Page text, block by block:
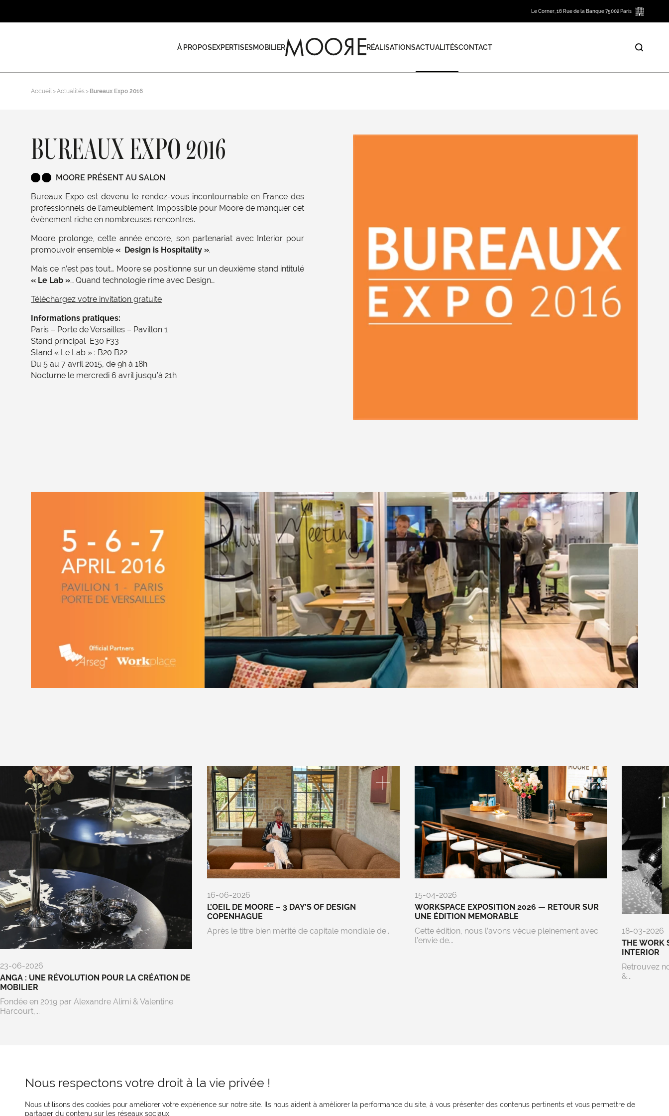
Le Corner, 16 Rue de la Banque 75002 Paris
À PROPOSEXPERTISESMOBILIER RÉALISATIONSACTUALITÉSCONTACT
Accueil Actualités Bureaux Expo 2016
BUREAUX EXPO 2016
MOORE PRÉSENT AU SALON
Bureaux Expo est devenu le rendez-vous incontournable en France des
professionnels de l’ameublement. Impossible pour Moore de manquer cet
évènement riche en nombreuses rencontres.
Moore prolonge, cette année encore, son partenariat avec Interior pour
promouvoir ensemble « Design is Hospitality ».
Mais ce n’est pas tout… Moore se positionne sur un deuxième stand intitulé
« Le Lab »… Quand technologie rime avec Design…
Téléchargez votre invitation gratuite
Informations pratiques:
Paris – Porte de Versailles – Pavillon 1
Stand principal E30 F33
Stand « Le Lab » : B20 B22
Du 5 au 7 avril 2015, de 9h à 18h
Nocturne le mercredi 6 avril jusqu’à 21h
23-06-2026
ANGA : UNE RÉVOLUTION POUR LA CRÉATION DE
MOBILIER
Fondée en 2019 par Alexandre Alimi & Valentine
Harcourt,...
16-06-2026
L’OEIL DE MOORE – 3 DAY’S OF DESIGN
COPENHAGUE
Après le titre bien mérité de capitale mondiale de...
15-04-2026
WORKSPACE EXPOSITION 2026 — RETOUR SUR
UNE ÉDITION MEMORABLE
Cette édition, nous l’avons vécue pleinement avec
l’envie de...
18-03-2026
THE WORK
INTERIOR
Retrouvez
&...
Recevez les actualités MOORE en
Nous respectons votre droit à la vie privée !
Nous utilisons des cookies pour améliorer votre expérience sur notre site. Ils nous aident à améliorer la performance du site, à vous présenter des contenus pertinents et vous permettre de
partager du contenu sur les réseaux sociaux.